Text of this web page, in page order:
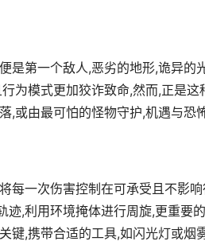
是第一个敌人,恶劣的地形,诡异
为模式更加狡诈致命,然而,正是
,或由最可怕的怪物守护,机遇与恐
每一次伤害控制在可承受且不影
迹,利用环境掩体进行周旋,更重要
键,携带合适的工具,如闪光灯或烟